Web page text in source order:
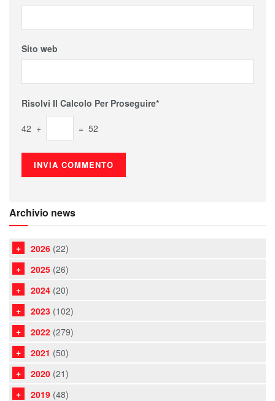
Sito web
Risolvi Il Calcolo Per Proseguire*
42 + = 52
Archivio news
2026 (22)
2025 (26)
2024 (20)
2023 (102)
2022 (279)
2021 (50)
2020 (21)
2019 (48)